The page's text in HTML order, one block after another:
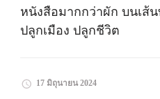
หนังสือมากกว่าผัก บนเส้
ปลูกเมือง ปลูกชีวิต
17 มิถุนายน 2024